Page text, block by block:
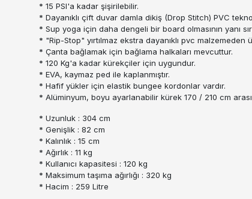
* 15 PSI'a kadar şişirilebilir.
* Dayanıklı çift duvar damla dikiş (Drop Stitch) PVC
* Sup yoga için daha dengeli bir board olmasının yanı
* "Rip-Stop" yırtılmaz ekstra dayanıklı pvc malzemeden
* Çanta bağlamak için bağlama halkaları mevcuttur.
* 120 Kg'a kadar kürekçiler için uygundur.
* EVA, kaymaz ped ile kaplanmıştır.
* Hafif yükler için elastik bungee kordonlar vardır.
* Alüminyum, boyu ayarlanabilir kürek 170 / 210 cm
* Uzunluk : 304 cm
* Genişlik : 82 cm
* Kalınlık : 15 cm
* Ağırlık : 11 kg
* Kullanıcı kapasitesi : 120 kg
* Maksimum taşıma ağırlığı : 320 kg
* Hacim : 259 Litre